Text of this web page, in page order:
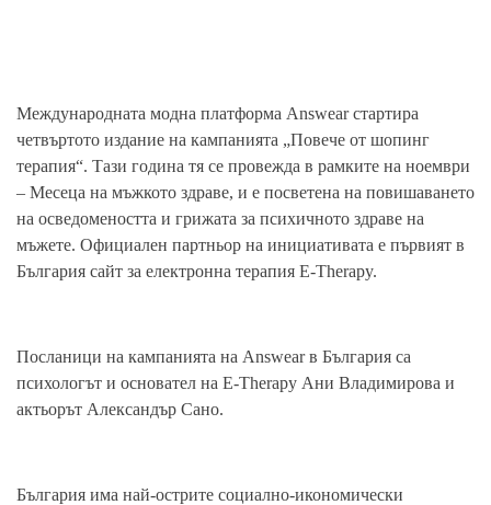
Международната модна платформа Answear стартира
четвъртото издание на кампанията „Повече от шопинг
терапия“. Тази година тя се провежда в рамките на ноември
– Месеца на мъжкото здраве, и е посветена на повишаването
на осведомеността и грижата за психичното здраве на
мъжете. Официален партньор на инициативата е първият в
България сайт за електронна терапия E-Therapy.
Посланици на кампанията на Answear в България са
психологът и основател на E-Therapy Ани Владимирова и
актьорът Александър Сано.
България има най-острите социално-икономически